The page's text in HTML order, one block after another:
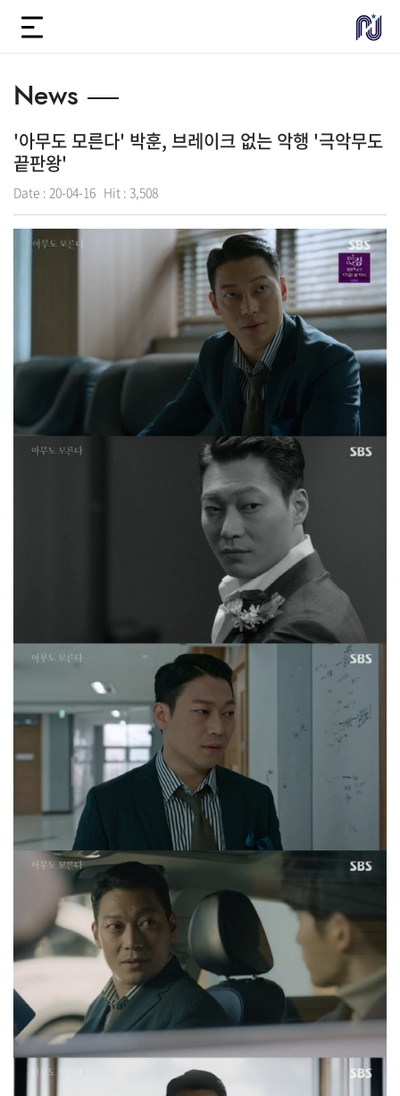
News
'아무도 모른다' 박훈, 브레이크 없는 악행 '극악무도
끝판왕'
Date : 20-04-16 Hit : 3,508